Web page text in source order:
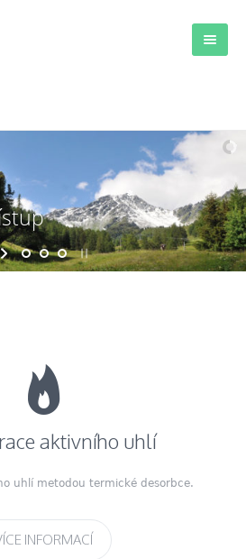
aktivního uhlí
uhlí metodou termické desorbce.
INFORMACÍ